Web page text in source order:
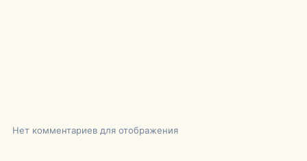
Нет комментариев для отображения